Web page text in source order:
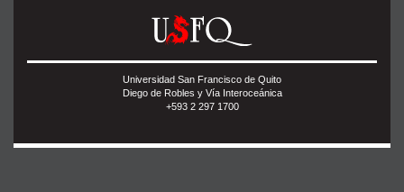
Universidad San Francisco de Quito
Diego de Robles y Vía Interoceánica
+593 2 297 1700